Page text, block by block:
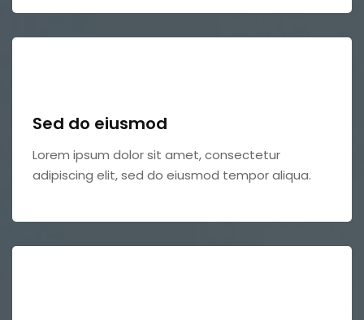
Sed do eiusmod
Lorem ipsum dolor sit amet, consectetur
adipiscing elit, sed do eiusmod tempor aliqua.